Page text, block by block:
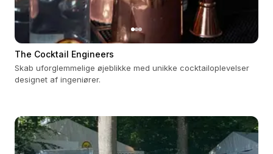
The Cocktail Engineers
Skab uforglemmelige øjeblikke med unikke cocktailoplevelser
designet af ingeniører.